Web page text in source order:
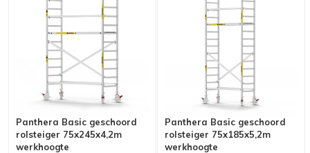
Panthera Basic geschoord
rolsteiger 75x245x4,2m
werkhoogte
Panthera Basic geschoord
rolsteiger 75x185x5,2m
werkhoogte